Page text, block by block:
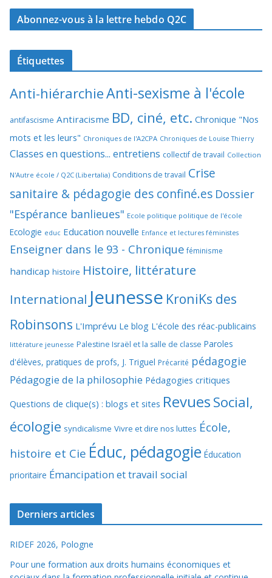
Abonnez-vous à la lettre hebdo Q2C
Étiquettes
Anti-hiérarchieAnti-sexisme à l'école
antifascisme Antiracisme BD, ciné, etc. Chronique "Nos
mots et les leurs" Chroniques de l'A2CPA Chroniques de Louise Thierry
Classes en questions... entretiens collectif de travail Collection
N'Autre école / Q2C (Libertalia) Conditions de travail Crise
sanitaire & pédagogie des confiné.es Dossier
"Espérance banlieues" Ecole politique politique de l'école
Ecologie educ Education nouvelle Enfance et lectures féministes
Enseigner dans le 93 - Chronique féminisme
handicap histoire Histoire, littérature
International Jeunesse KroniKs des
Robinsons L'Imprévu Le blog L'école des réac-publicains
littérature jeunesse Palestine Israël et la salle de classe Paroles
d'élèves, pratiques de profs, J. Triguel Précarité pédagogie
Pédagogie de la philosophie Pédagogies critiques
Questions de clique(s) : blogs et sites RevuesSocial,
écologie syndicalisme Vivre et dire nos luttes École,
histoire et Cie Éduc, pédagogie Éducation
prioritaire Émancipation et travail social
Derniers articles
RIDEF 2026, Pologne
Pour une formation aux droits humains économiques et